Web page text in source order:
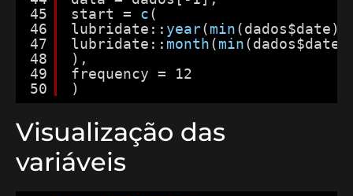
45
46
47
48
49
50
start = c(
lubridate:: year(min
lubridate:: month(min
),
frequency = 12
)
Visualização das
variáveis